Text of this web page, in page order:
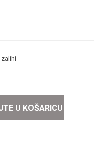
zalihi
U KOŠARICU